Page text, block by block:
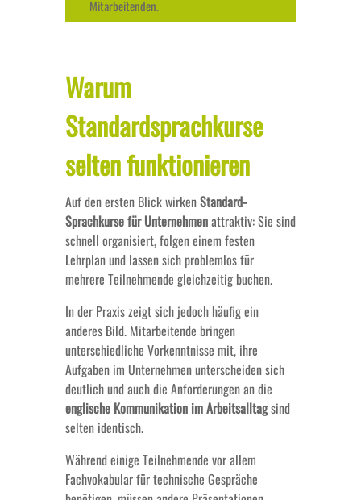
Mitarbeitenden.
Warum
Standardsprachkurse
selten funktionieren
Auf den ersten Blick wirkenStandard-
Sprachkurse für Unternehmenattraktiv: Sie sind
schnell organisiert, folgen einem festen
Lehrplan und lassen sich problemlos für
mehrere Teilnehmende gleichzeitig buchen.
In der Praxis zeigt sich jedoch häufig ein
anderes Bild. Mitarbeitende bringen
unterschiedliche Vorkenntnisse mit, ihre
Aufgaben im Unternehmen unterscheiden sich
deutlich und auch die Anforderungen an die
englische Kommunikation im Arbeitsalltagsind
selten identisch.
Während einige Teilnehmende vor allem
Fachvokabular für technische Gespräche